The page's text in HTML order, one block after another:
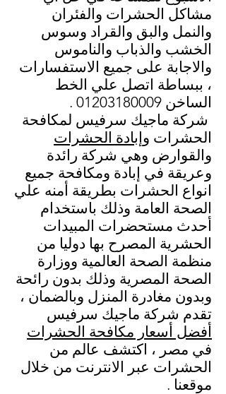
مشاكل الحشرات والفئران
والنمل والبق والقراد وسوس
الخشب والذباب والناموس
والاجابة على جميع الاستفسارات
، ببساطة اتصل علي الخط
الساخن 01203180009
.
شركة ماجيك سرفيس لمكافحة
الحشرات وإبادة الحشرات
والقوارض وهي شركة رائدة
وعريقة في إبادة ومكافحة جميع
انواع الحشرات بطريقة أمنه علي
الصحة العامة وذلك باستخدام
أحدث مستحضرات المبيدات
الحشرية المصرح بها دوليا من
منظمة الصحة العالمية ووزارة
الصحة المصرية وذلك بدون رائحة
وبدون مغادرة المنزل وبالضمان ،
تقدم شركة ماجيك سرفيس
أفضل أسعار مكافحة الحشرات
في مصر ، اكتشف عالم من
الحشرات عبر الانترنت من خلال
موقعنا .